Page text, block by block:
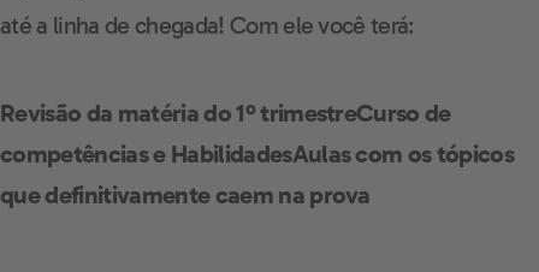
até a linha de chegada! Com ele você terá:
Revisão da matéria do 1º trimestreCurso de
competências e HabilidadesAulas com os tópicos
que definitivamente caem na prova